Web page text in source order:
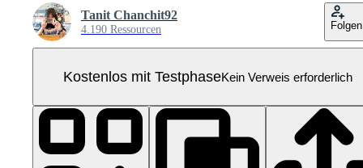
Tanit Chanchit92
4.190 Ressourcen Folgen
Kostenlos mit TestphaseKein Verweis erforderlich